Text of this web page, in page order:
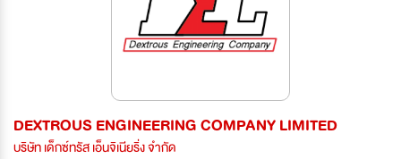
DEXTROUS ENGINEERING COMPANY LIMITED
บริษัท เด็กซ์ทรัส เอ็นจิเนียริ่ง จำกัด